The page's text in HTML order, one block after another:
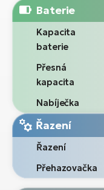
Baterie
Kapacita
baterie
Přesná
kapacita
Nabíječka
Řazení
Řazení
Přehazovačka